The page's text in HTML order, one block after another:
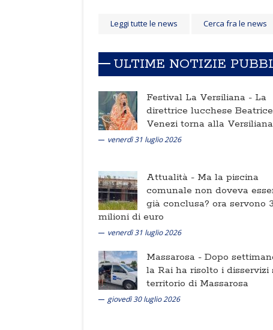
Leggi tutte le news Cerca fra le news
ULTIME NOTIZIE
Festival La Versiliana - La
direttrice lucchese Beatrice
Venezi torna alla Versiliana
venerdì 31 luglio 2026
Attualità - Ma la piscina
comunale non doveva
già conclusa? ora servono 3
milioni di euro
venerdì 31 luglio 2026
Massarosa - Dopo
la Rai ha risolto i disservizi
territorio di Massarosa
giovedì 30 luglio 2026